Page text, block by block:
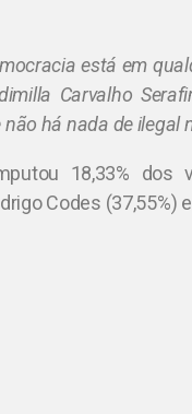
está em
Carvalho
há nada de ilegal
18,33% dos
Codes (37,55%)